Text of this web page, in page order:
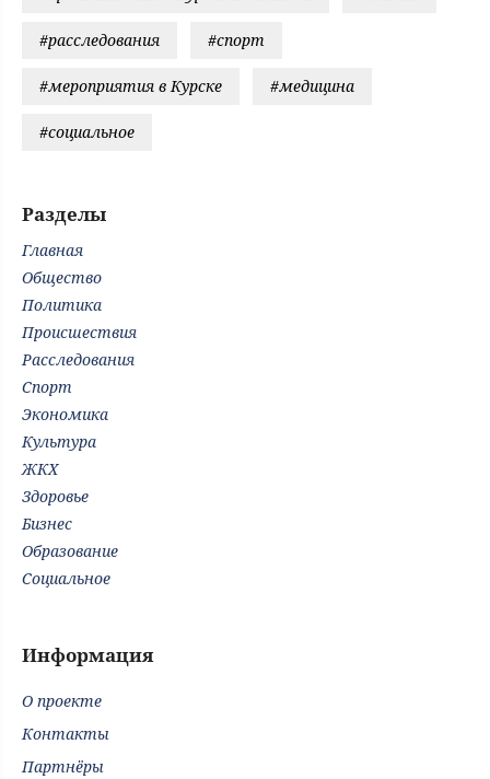
#расследования #спорт
#мероприятия в Курске #медицина
#социальное
Разделы
Главная
Общество
Политика
Происшествия
Расследования
Спорт
Экономика
Культура
ЖКХ
Здоровье
Бизнес
Образование
Социальное
Информация
О проекте
Контакты
Партнёры